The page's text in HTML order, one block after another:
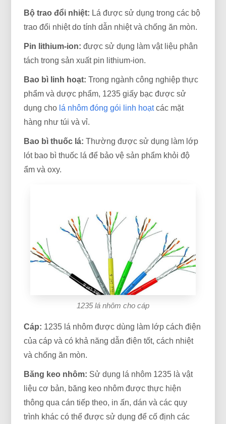
Bộ trao đổi nhiệt: Lá được sử dụng trong các bộ
trao đổi nhiệt do tính dẫn nhiệt và chống ăn mòn.
Pin lithium-ion: được sử dụng làm vật liệu phân
tách trong sản xuất pin lithium-ion.
Bao bì linh hoạt: Trong ngành công nghiệp thực
phẩm và dược phẩm, 1235 giấy bạc được sử
dụng cho lá nhôm đóng gói linh hoạtcác mặt
hàng như túi và vỉ.
Bao bì thuốc lá: Thường được sử dụng làm lớp
lót bao bì thuốc lá để bảo vệ sản phẩm khỏi độ
ẩm và oxy.
1235 lá nhôm cho cáp
Cáp: 1235 lá nhôm được dùng làm lớp cách điện
của cáp và có khả năng dẫn điện tốt, cách nhiệt
và chống ăn mòn.
Băng keo nhôm: Sử dụng lá nhôm 1235 là vật
liệu cơ bản, băng keo nhôm được thực hiện
thông qua cán tiếp theo, in ấn, dán và các quy
trình khác có thể được sử dụng để cố định các